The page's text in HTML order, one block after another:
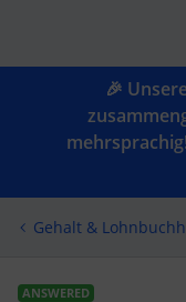
🎉
Gehalt &
ANSWERED